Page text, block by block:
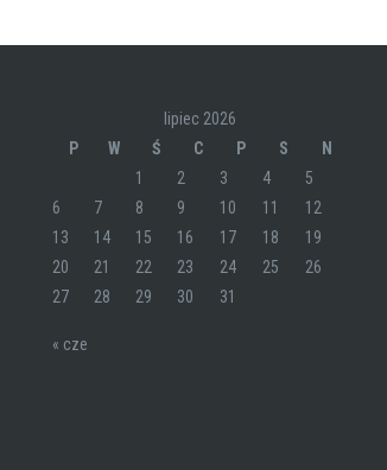
lipiec 2026
P
W Ś C P S
N
1
2 3 4
5
6
7 8 9 10 11
12
13
14 15 16 17 18
19
20
21 22 23 24 25
26
27
28 29 30 31
« cze